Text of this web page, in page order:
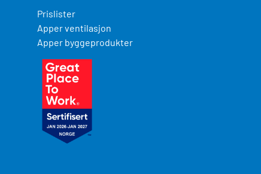
Prislister
Apper ventilasjon
Apper byggeprodukter